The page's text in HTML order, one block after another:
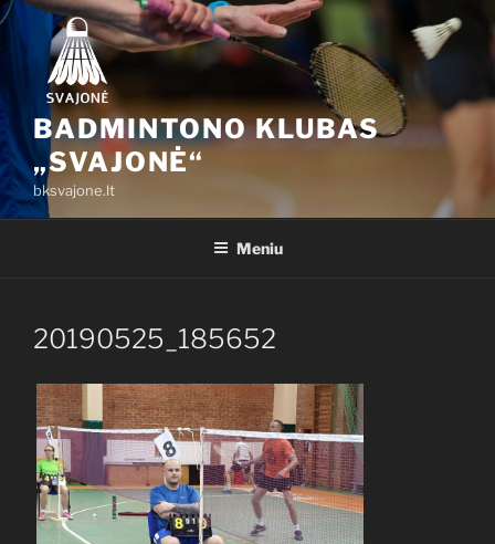
Eiti
prie
turinio
BADMINTONO KLUBAS
„SVAJONĖ“
bksvajone.lt
Meniu
20190525_185652